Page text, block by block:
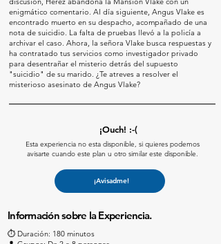
enigmático comentario. Al día siguiente, Angus Vlake es
encontrado muerto en su despacho, acompañado de una
nota de suicidio. La falta de pruebas llevó a la policía a
archivar el caso. Ahora, la señora Vlake busca respuestas y
ha contratado tus servicios como investigador privado
para desentrañar el misterio detrás del supuesto
"suicidio" de su marido. ¿Te atreves a resolver el
misterioso asesinato de Angus Vlake?
¡Ouch! :-(
Esta experiencia no esta disponible, si quieres podemos
avisarte cuando este plan u otro similar este disponible.
¡Avisadme!
Información sobre la Experiencia.
⏱️ Duración: 180 minutos